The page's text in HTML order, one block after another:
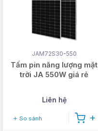
JAM72S30-550
Tấm pin năng lượng mặt
trời JA 550W giá rẻ
Liên hệ
So sánh